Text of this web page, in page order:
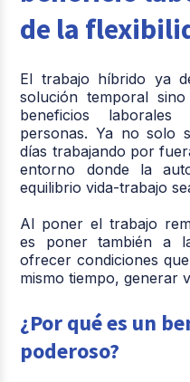
de la
El trabajo híbrido ya
solución temporal
beneficios
personas. Ya no solo
días trabajando por
entorno donde la
equilibrio vida-trabajo
Al poner el trabajo
es poner también a
ofrecer condiciones
mismo tiempo, generar
¿Por qué es un
poderoso?